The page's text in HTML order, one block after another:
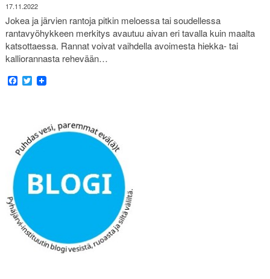
17.11.2022
Jokea ja järvien rantoja pitkin meloessa tai soudellessa
rantavyöhykkeen merkitys avautuu aivan eri tavalla kuin maalta
katsottaessa. Rannat voivat vaihdella avoimesta hiekka- tai
kalliorannasta rehevään…
Facebook
Twitter